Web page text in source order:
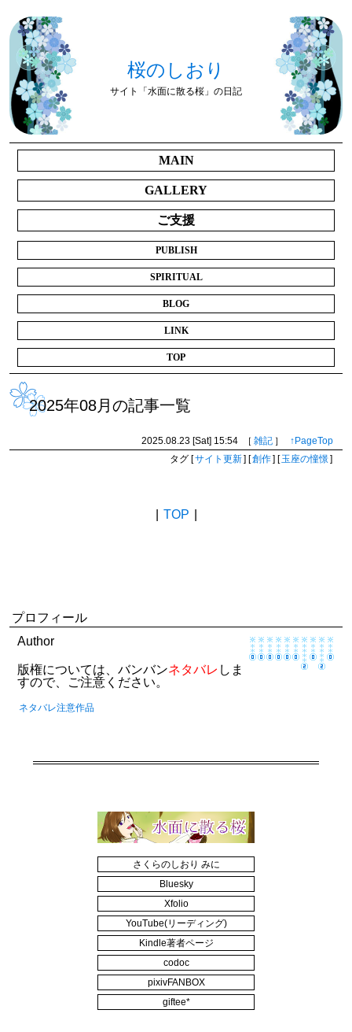
桜のしおり
サイト「水面に散る桜」の日記
MAIN
GALLERY
ご支援
PUBLISH
SPIRITUAL
BLOG
LINK
TOP
2025年08月の記事一覧
2025.08.23 [Sat] 15:54 ［ 雑記 ］
↑PageTop
タグ [サイト更新] [創作] [ 玉座の憧憬]
TOP
プロフィール
Author
版権については、バンバンネタバレ しま
すので、ご注意ください。
ネタバレ注意作品
さくらのしおり みに
Bluesky
Xfolio
YouTube(リーディング)
Kindle著者ページ
codoc
pixivFANBOX
giftee*